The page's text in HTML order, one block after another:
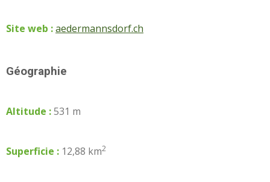
Site web :aedermannsdorf.ch
Géographie
Altitude :531 m
Superficie : 12,88 km2